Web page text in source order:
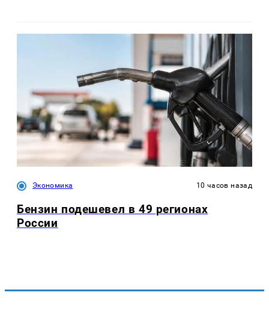
Экономика 10 часов назад
Бензин подешевел в 49 регионах
России